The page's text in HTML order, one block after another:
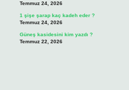
Temmuz 24, 2026
1 şişe şarap kaç kadeh eder ?
Temmuz 24, 2026
Güneş kasidesini kim yazdı ?
Temmuz 22, 2026